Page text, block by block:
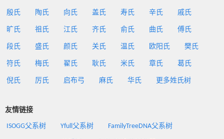
殷氏 陶氏 向氏 盖氏 寿氏 辛氏 戚氏
旷氏 祖氏 江氏 齐氏 俞氏 曲氏 傅氏
段氏 盛氏 颜氏 关氏 温氏 欧阳氏 樊氏
符氏 梅氏 翟氏 耿氏 米氏 章氏 葛氏
倪氏 厉氏 启布弓 麻氏 华氏 更多姓氏树
友情链接
ISOGG父系树 Yfull父系树 FamilyTreeDNA父系树